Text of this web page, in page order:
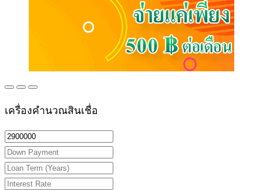
เครื่องคำนวณสินเชื่อ